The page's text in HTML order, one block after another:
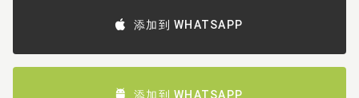
添加到 WHATSAPP
添加到 WHATSAPP